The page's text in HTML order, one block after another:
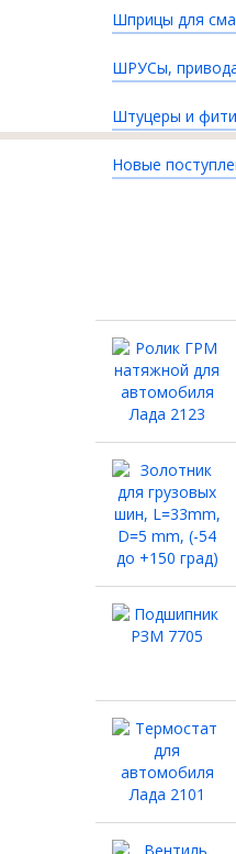
Шприцы для
ШРУСы,
Штуцеры и
Новые